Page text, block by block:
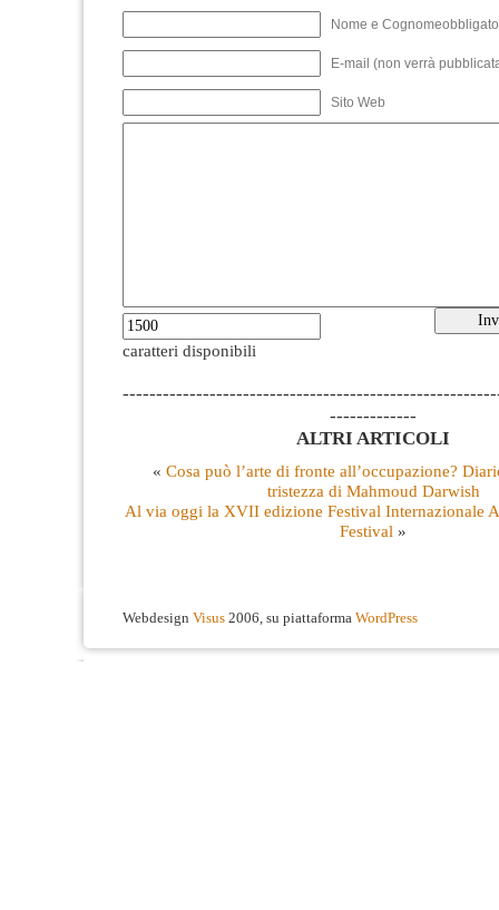
Nome e
E-mail (non verrà
Sito Web
caratteri disponibili
-------------
ALTRI ARTICOLI
« Cosa può l’arte di fronte all’occupazione?
tristezza di Mahmoud Darwish
Al via oggi la XVII edizione Festival Internazionale
Festival »
Webdesign Visus 2006, su piattaforma WordPress